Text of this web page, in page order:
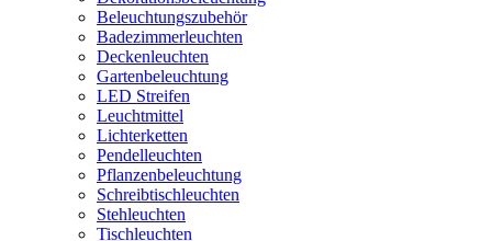
Beleuchtungszubehör
Badezimmerleuchten
Deckenleuchten
Gartenbeleuchtung
LED Streifen
Leuchtmittel
Lichterketten
Pendelleuchten
Pflanzenbeleuchtung
Schreibtischleuchten
Stehleuchten
Tischleuchten